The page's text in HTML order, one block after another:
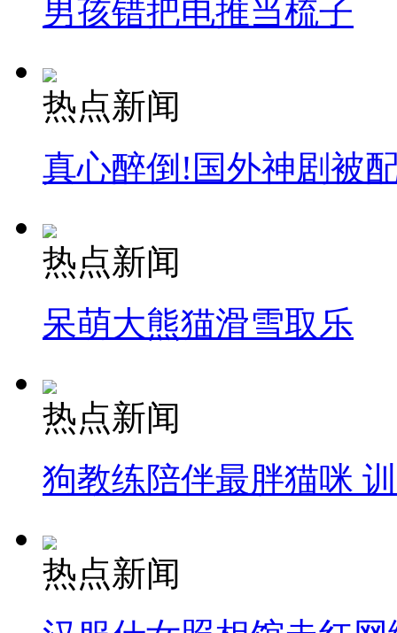
男孩错把电推当梳子
热点新闻
真心醉倒!国外神剧被
热点新闻
呆萌大熊猫滑雪取乐
热点新闻
狗教练陪伴最胖猫咪
热点新闻